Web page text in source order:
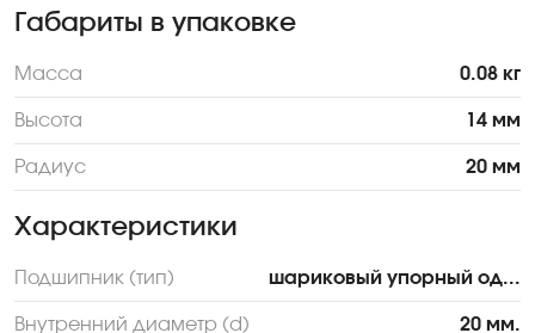
Габариты в упаковке
Масса 0.08 кг
Высота 14 мм
Радиус 20 мм
Характеристики
Подшипник (тип) шариковый упорный од...
Внутренний диаметр (d) 20 мм.